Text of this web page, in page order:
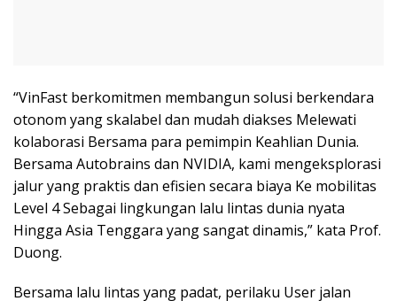
“VinFast berkomitmen membangun solusi berkendara
otonom yang skalabel dan mudah diakses Melewati
kolaborasi Bersama para pemimpin Keahlian Dunia.
Bersama Autobrains dan NVIDIA, kami mengeksplorasi
jalur yang praktis dan efisien secara biaya Ke mobilitas
Level 4 Sebagai lingkungan lalu lintas dunia nyata
Hingga Asia Tenggara yang sangat dinamis,” kata Prof.
Duong.
Bersama lalu lintas yang padat, perilaku User jalan